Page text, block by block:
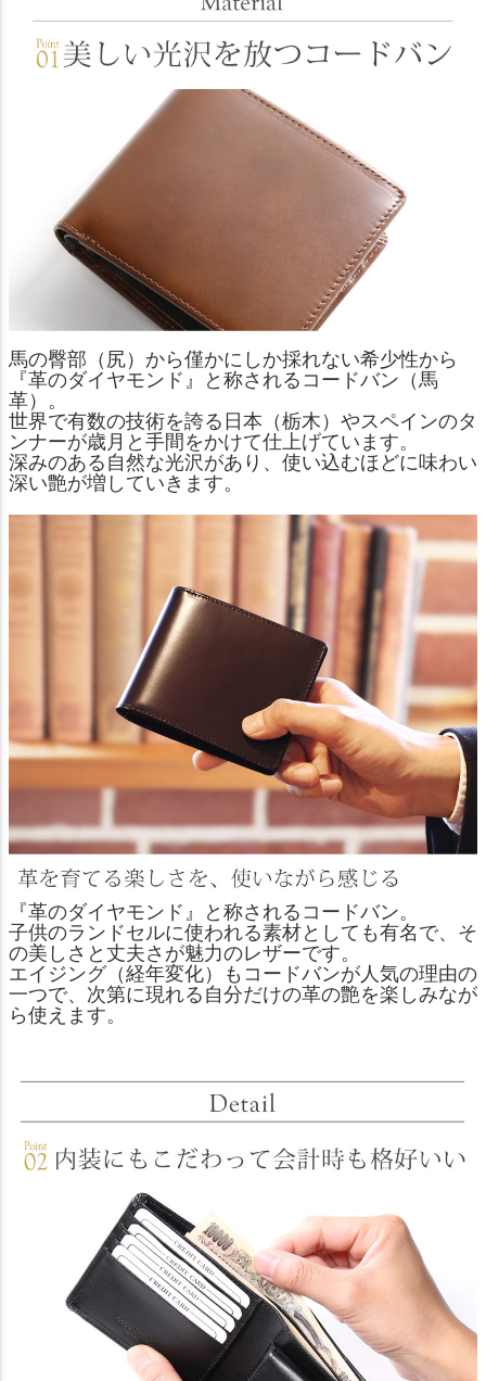
馬の臀部（尻）から僅かにしか採れない希少性から
『革のダイヤモンド』と称されるコードバン（馬
革）。
世界で有数の技術を誇る日本（栃木）やスペインのタ
ンナーが歳月と手間をかけて仕上げています。
深みのある自然な光沢があり、使い込むほどに味わい
深い艶が増していきます。
『革のダイヤモンド』と称されるコードバン。
子供のランドセルに使われる素材としても有名で、そ
の美しさと丈夫さが魅力のレザーです。
エイジング（経年変化）もコードバンが人気の理由の
一つで、次第に現れる自分だけの革の艶を楽しみなが
ら使えます。